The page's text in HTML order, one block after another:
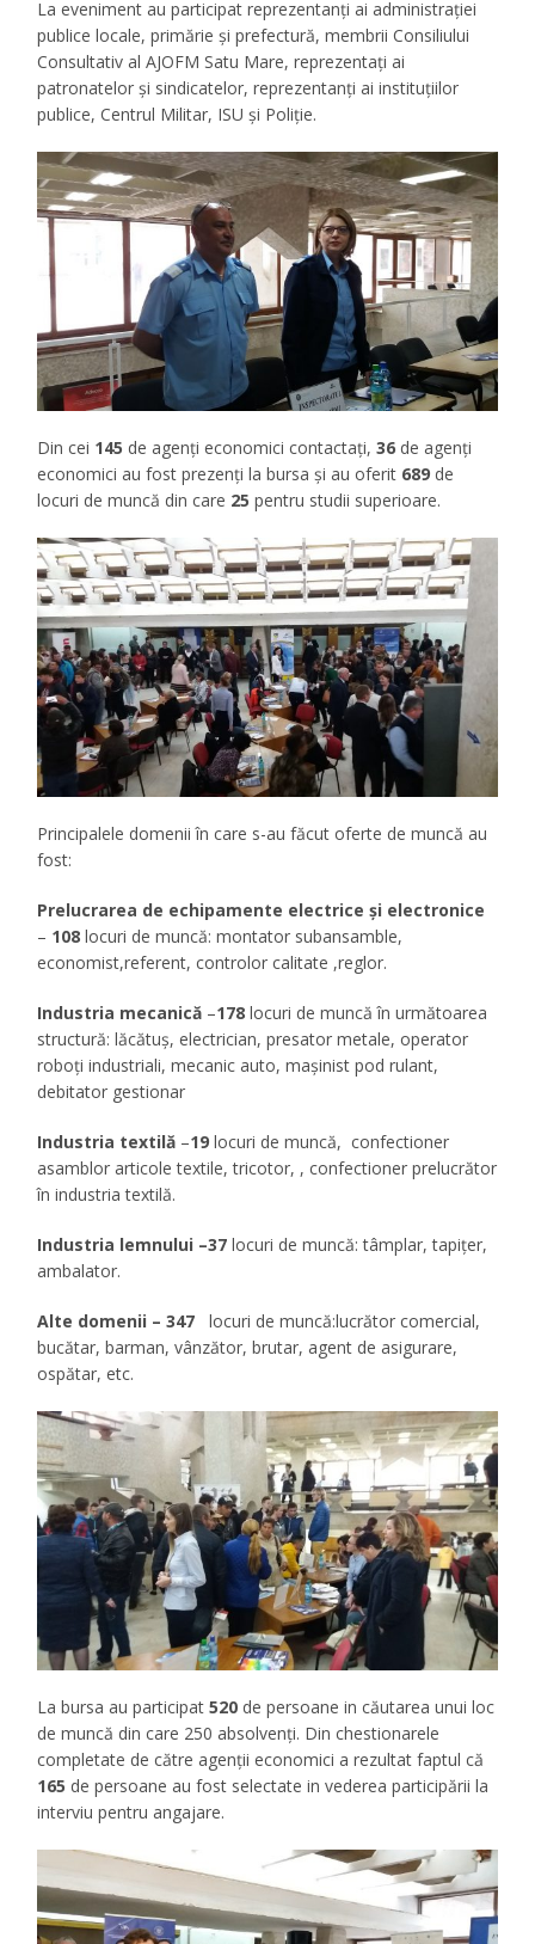
La eveniment au participat reprezentanți ai administrației
publice locale, primărie și prefectură, membrii Consiliului
Consultativ al AJOFM Satu Mare, reprezentați ai
patronatelor și sindicatelor, reprezentanți ai instituțiilor
publice, Centrul Militar, ISU și Poliție.
Din cei 145 de agenți economici contactați,36 de agenți
economici au fost prezenți la bursa și au oferit 689 de
locuri de muncă din care 25pentru studii superioare.
Principalele domenii în care s-au făcut oferte de muncă au
fost:
Prelucrarea de echipamente electrice și electronice
– 108 locuri de muncă: montator subansamble,
economist,referent, controlor calitate ,reglor.
Industria mecanică –178 locuri de muncă în următoarea
structură: lăcătuș, electrician, presator metale, operator
roboți industriali, mecanic auto, mașinist pod rulant,
debitator gestionar
Industria textilă –19locuri de muncă, confectioner
asamblor articole textile, tricotor, , confectioner prelucrător
în industria textilă.
Industria lemnului –37 locuri de muncă: tâmplar, tapițer,
ambalator.
Alte domenii – 347 locuri de muncă:lucrător comercial,
bucătar, barman, vânzător, brutar, agent de asigurare,
ospătar, etc.
La bursa au participat520 de persoane in căutarea unui loc
de muncă din care 250 absolvenți. Din chestionarele
completate de către agenții economici a rezultat faptul că
165 de persoane au fost selectate in vederea participării la
interviu pentru angajare.